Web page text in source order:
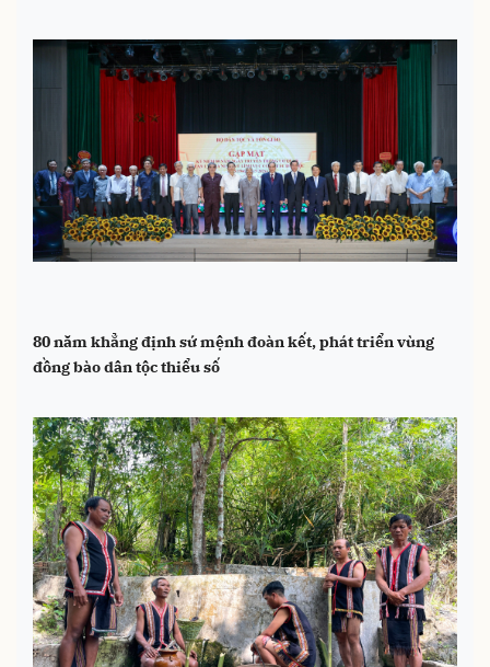
80 năm khẳng định sứ mệnh đoàn kết, phát triển vùng
đồng bào dân tộc thiểu số